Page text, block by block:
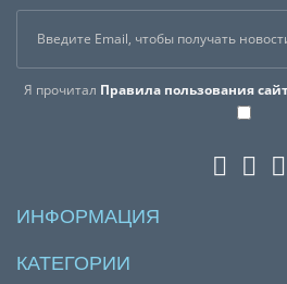
Я прочитал Правила пользования
ИНФОРМАЦИЯ
КАТЕГОРИИ